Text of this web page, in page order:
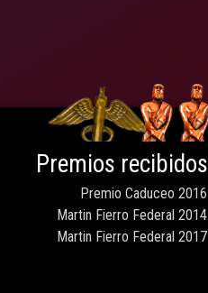
Premios recibidos
Premio Caduceo 2016
Martin Fierro Federal 2014
Martin Fierro Federal 2017